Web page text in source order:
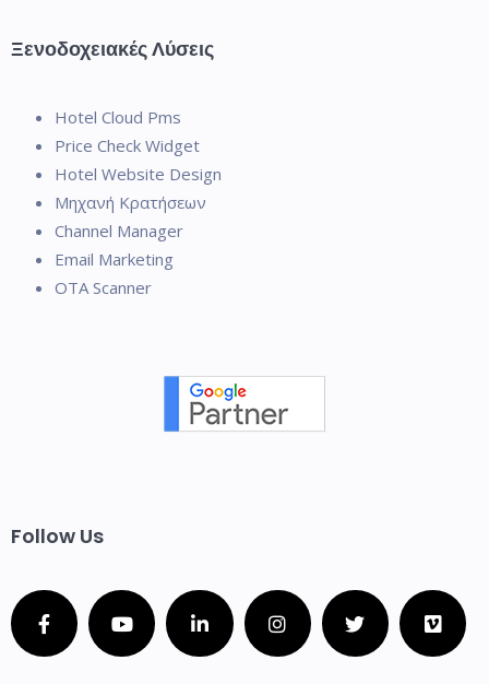
Ξενοδοχειακές Λύσεις
Hotel Cloud Pms
Price Check Widget
Hotel Website Design
Μηχανή Κρατήσεων
Channel Manager
Email Marketing
OTA Scanner
Follow Us